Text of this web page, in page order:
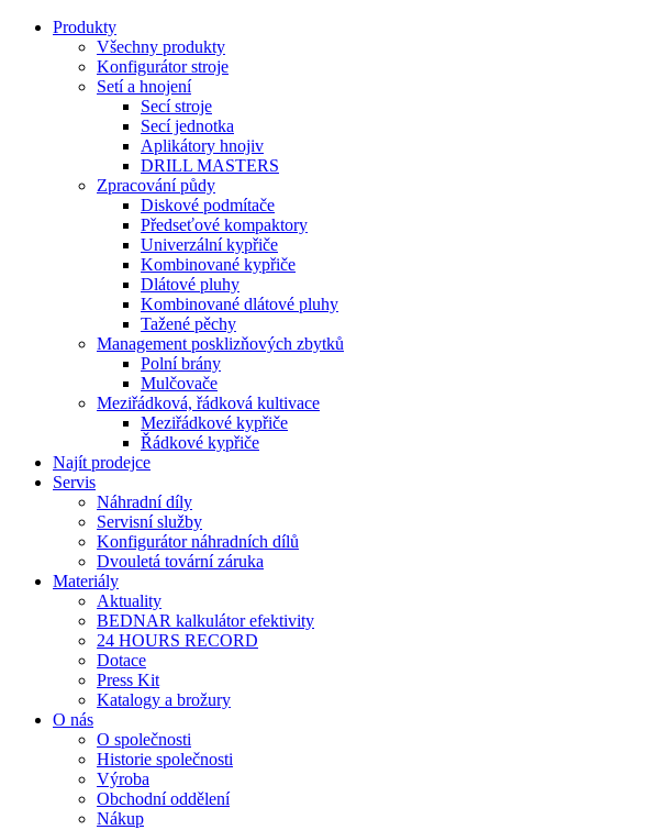
Produkty
Všechny produkty
Konfigurátor stroje
Setí a hnojení
Secí stroje
Secí jednotka
Aplikátory hnojiv
DRILL MASTERS
Zpracování půdy
Diskové podmítače
Předseťové kompaktory
Univerzální kypřiče
Kombinované kypřiče
Dlátové pluhy
Kombinované dlátové pluhy
Tažené pěchy
Management posklizňových zbytků
Polní brány
Mulčovače
Meziřádková, řádková kultivace
Meziřádkové kypřiče
Řádkové kypřiče
Najít prodejce
Servis
Náhradní díly
Servisní služby
Konfigurátor náhradních dílů
Dvouletá tovární záruka
Materiály
Aktuality
BEDNAR kalkulátor efektivity
24 HOURS RECORD
Dotace
Press Kit
Katalogy a brožury
O nás
O společnosti
Historie společnosti
Výroba
Obchodní oddělení
Nákup